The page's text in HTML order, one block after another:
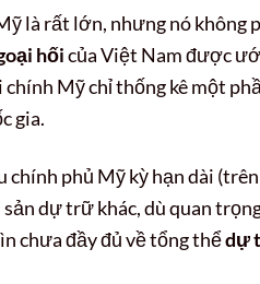
là rất lớn, nhưng nó không
hốicủa Việt Nam được
Mỹ chỉ thống kê một
gia.
chính phủ Mỹ kỳ hạn dài
dự trữ khác, dù quan
chưa đầy đủ về tổng thểdự